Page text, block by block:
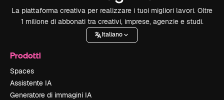
La piattaforma creativa per realizzare i tuoi migliori lavori. Oltre
1 milione di abbonati tra creativi, imprese, agenzie e studi.
Italiano
Prodotti
Spaces
Assistente IA
Generatore di immagini IA